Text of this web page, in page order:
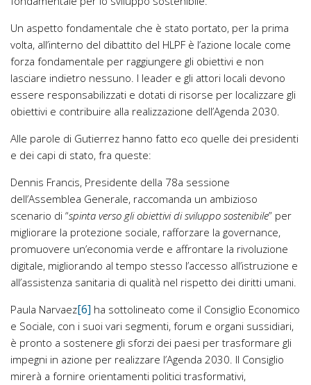
Un aspetto fondamentale che è stato portato, per la prima
volta, all’interno del dibattito del HLPF è l’azione locale come
forza fondamentale per raggiungere gli obiettivi e non
lasciare indietro nessuno. I leader e gli attori locali devono
essere responsabilizzati e dotati di risorse per localizzare gli
obiettivi e contribuire alla realizzazione dell’Agenda 2030.
Alle parole di Gutierrez hanno fatto eco quelle dei presidenti
e dei capi di stato, fra queste:
Dennis Francis, Presidente della 78a sessione
dell’Assemblea Generale, raccomanda un ambizioso
scenario di “spinta verso gli obiettivi di sviluppo sostenibile” per
migliorare la protezione sociale, rafforzare la governance,
promuovere un’economia verde e affrontare la rivoluzione
digitale, migliorando al tempo stesso l’accesso all’istruzione e
all’assistenza sanitaria di qualità nel rispetto dei diritti umani.
Paula Narvaez[6] ha sottolineato come il Consiglio Economico
e Sociale, con i suoi vari segmenti, forum e organi sussidiari,
è pronto a sostenere gli sforzi dei paesi per trasformare gli
impegni in azione per realizzare l’Agenda 2030. Il Consiglio
mirerà a fornire orientamenti politici trasformativi,